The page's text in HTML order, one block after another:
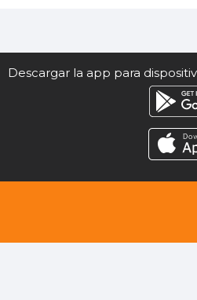
Descargar la app para